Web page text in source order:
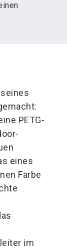
PETG-
eines
Farbe
im